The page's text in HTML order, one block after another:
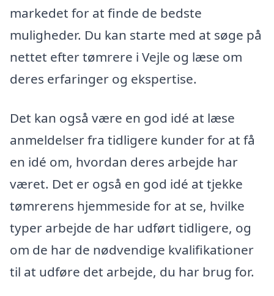
markedet for at finde de bedste
muligheder. Du kan starte med at søge på
nettet efter tømrere i Vejle og læse om
deres erfaringer og ekspertise.
Det kan også være en god idé at læse
anmeldelser fra tidligere kunder for at få
en idé om, hvordan deres arbejde har
været. Det er også en god idé at tjekke
tømrerens hjemmeside for at se, hvilke
typer arbejde de har udført tidligere, og
om de har de nødvendige kvalifikationer
til at udføre det arbejde, du har brug for.